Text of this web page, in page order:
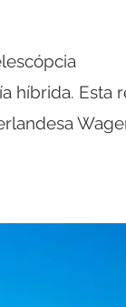
híbrida. Esta